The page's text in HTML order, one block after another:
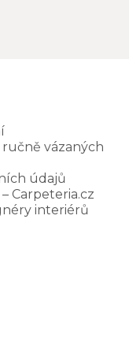
vázaných
údajů
Carpeteria.cz
interiérů